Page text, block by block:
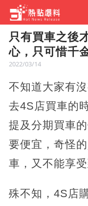
只有買車之後
心，只可惜千
2022/03/14
不知道大家有
去4S店買車的
提及分期買車
要便宜，奇怪
車，又不能享
殊不知，4S店